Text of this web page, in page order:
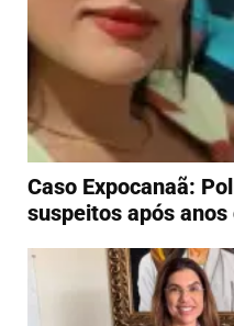
Caso Expocanaã:
suspeitos após